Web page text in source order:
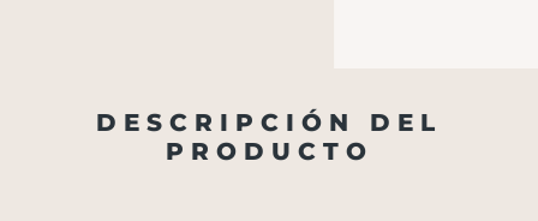
DESCRIPCIÓN DEL
PRODUCTO